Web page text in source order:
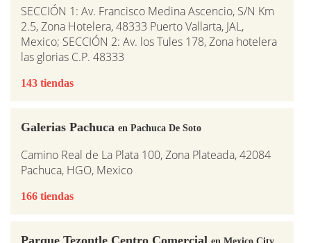
SECCIÓN 1: Av. Francisco Medina Ascencio, S/N Km
2.5, Zona Hotelera, 48333 Puerto Vallarta, JAL,
Mexico; SECCIÓN 2: Av. los Tules 178, Zona hotelera
las glorias C.P. 48333
143 tiendas
Galerias Pachuca en Pachuca De Soto
Camino Real de La Plata 100, Zona Plateada, 42084
Pachuca, HGO, Mexico
166 tiendas
Parque Tezontle Centro Comercial